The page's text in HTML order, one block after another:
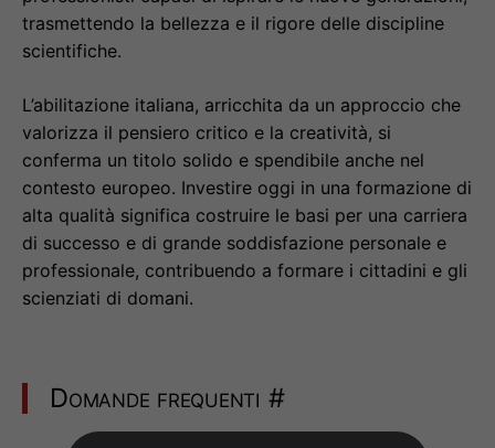
trasmettendo la bellezza e il rigore delle discipline
scientifiche.
L’abilitazione italiana, arricchita da un approccio che
valorizza il pensiero critico e la creatività, si
conferma un titolo solido e spendibile anche nel
contesto europeo. Investire oggi in una formazione di
alta qualità significa costruire le basi per una carriera
di successo e di grande soddisfazione personale e
professionale, contribuendo a formare i cittadini e gli
scienziati di domani.
Domande frequenti #